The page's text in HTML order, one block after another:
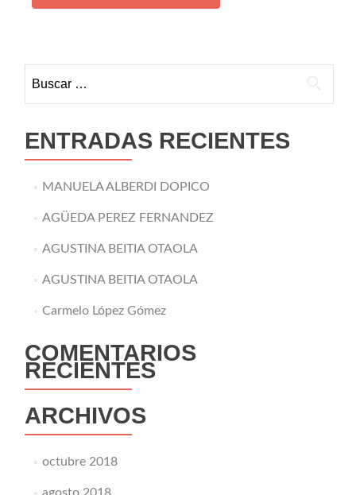
ENTRADAS RECIENTES
MANUELA ALBERDI DOPICO
AGÜEDA PEREZ FERNANDEZ
AGUSTINA BEITIA OTAOLA
AGUSTINA BEITIA OTAOLA
Carmelo López Gómez
COMENTARIOS
RECIENTES
ARCHIVOS
octubre 2018
agosto 2018